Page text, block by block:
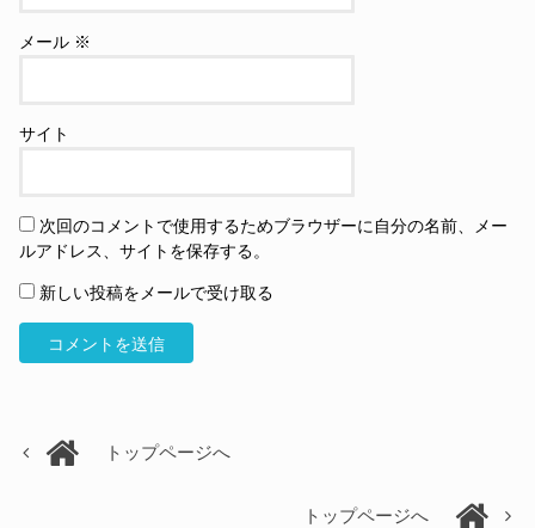
メール ※
サイト
次回のコメントで使用するためブラウザーに自分の名前、メー
ルアドレス、サイトを保存する。
新しい投稿をメールで受け取る
トップページへ
トップページへ